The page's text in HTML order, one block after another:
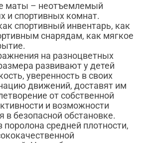
маты – неотъемлемый
и спортивных комнат.
спортивный инвентарь, как
снарядам, как мягкое
на разноцветных
развивают у детей
уверенность в своих
движений, доставят им
от собственной
и возможности
безопасной обстановке.
поролона средней плотности,